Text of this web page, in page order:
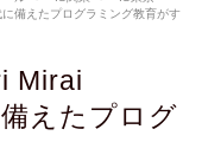
備えたプログラミング教育がす
Mirai
えたプログ